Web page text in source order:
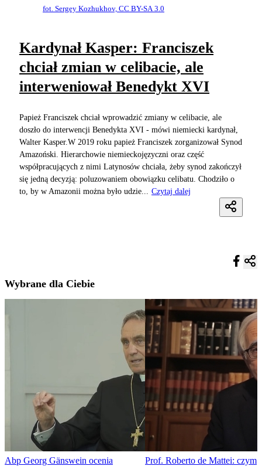
fot. Sergey Kozhukhov, CC BY-SA 3.0
Kardynał Kasper: Franciszek
chciał zmian w celibacie, ale
interweniował Benedykt XVI
Papież Franciszek chciał wprowadzić zmiany w celibacie, ale
doszło do interwencji Benedykta XVI - mówi niemiecki kardynał,
Walter Kasper.W 2019 roku papież Franciszek zorganizował Synod
Amazoński. Hierarchowie niemieckojęzyczni oraz część
współpracujących z nimi Latynosów chciała, żeby synod zakończył
się jedną decyzją: poluzowaniem obowiązku celibatu. Chodziło o
to, by w Amazonii można było udzie...
Czytaj dalej
Wybrane dla Ciebie
Abp Georg Gänswein ocenia
Prof. Roberto de Mattei: czym